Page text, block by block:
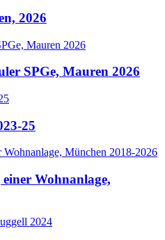
2026
SPGe, Mauren 2026
25
Wohnanlage,